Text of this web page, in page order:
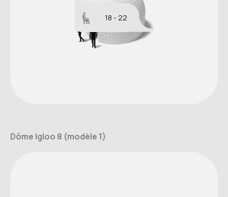
18 - 22
Dôme Igloo 8 (modèle 1)